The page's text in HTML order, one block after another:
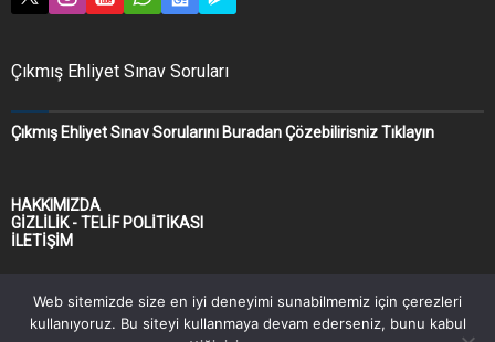
Çıkmış Ehliyet Sınav Soruları
Çıkmış Ehliyet Sınav Sorularını Buradan Çözebilirisniz Tıklayın
HAKKIMIZDA
GİZLİLİK - TELİF POLİTİKASI
İLETİŞİM
Web sitemizde size en iyi deneyimi sunabilmemiz için çerezleri
kullanıyoruz. Bu siteyi kullanmaya devam ederseniz, bunu kabul